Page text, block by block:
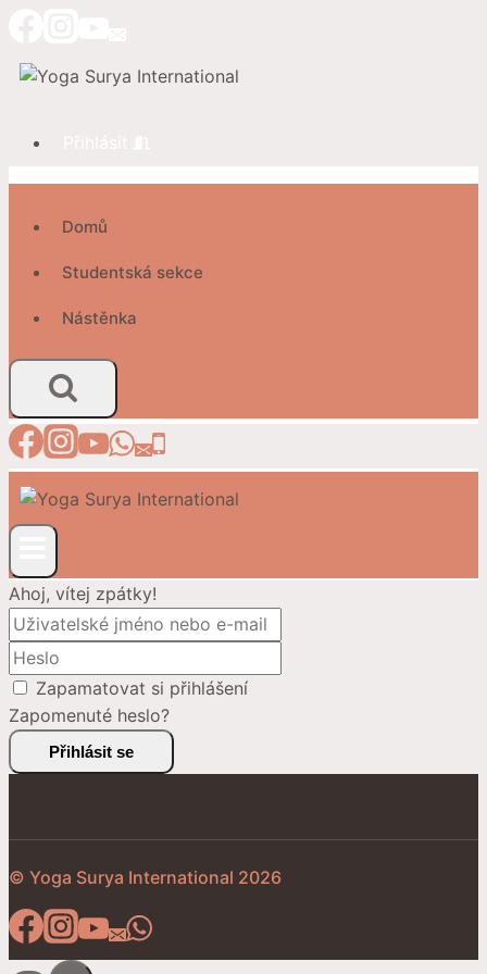
obsah
Domů
Studentská sekce
Nástěnka
Ahoj, vítej zpátky!
Zapamatovat si přihlášení
Zapomenuté heslo?
Přihlásit se
© Yoga Surya International 2026